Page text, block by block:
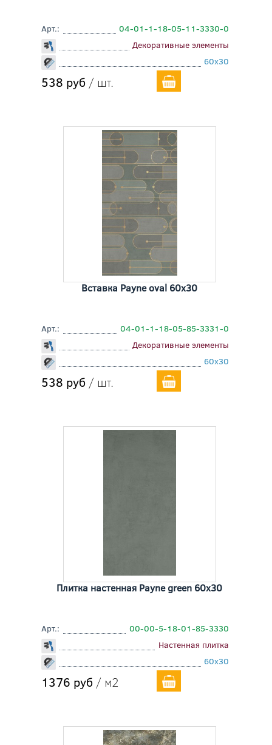
Арт.:
04-01-1-18-05-11-3330-0
Декоративные элементы
60x30
538 руб / шт.
Вставка Payne oval 60x30
Арт.:
04-01-1-18-05-85-3331-0
Декоративные элементы
60x30
538 руб / шт.
Плитка настенная Payne green 60x30
Арт.:
00-00-5-18-01-85-3330
Настенная плитка
60x30
1376 руб / м2